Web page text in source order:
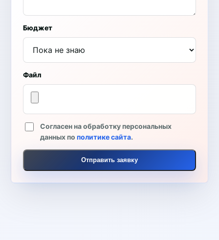
Бюджет
Файл
Согласен на обработку персональных
данных пополитике сайта.
Отправить заявку